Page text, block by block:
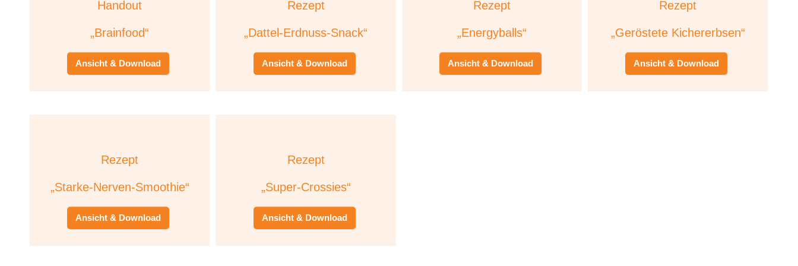
Handout
„Brainfood“
Ansicht & Download
Rezept
„Starke-Nerven-Smoothie“
Ansicht & Download
Rezept
„Dattel-Erdnuss-Snack“
Ansicht & Download
Rezept
„Super-Crossies“
Ansicht & Download
Rezept
„Energyballs“
Ansicht & Download
Rezept
„Geröstete Kichererbsen“
Ansicht & Download